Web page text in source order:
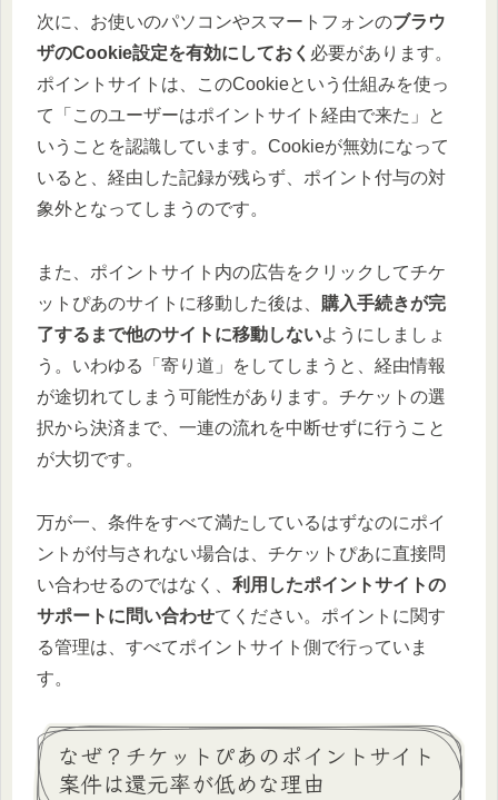
次に、お使いのパソコンやスマートフォンのブラウ
ザのCookie設定を有効にしておく 必要があります。
ポイントサイトは、このCookieという仕組みを使っ
て「このユーザーはポイントサイト経由で来た」と
いうことを認識しています。Cookieが無効になって
いると、経由した記録が残らず、ポイント付与の対
象外となってしまうのです。
また、ポイントサイト内の広告をクリックしてチケ
ットぴあのサイトに移動した後は、 購入手続きが完
了するまで他のサイトに移動しないようにしましょ
う。いわゆる「寄り道」をしてしまうと、経由情報
が途切れてしまう可能性があります。チケットの選
択から決済まで、一連の流れを中断せずに行うこと
が大切です。
万が一、条件をすべて満たしているはずなのにポイ
ントが付与されない場合は、チケットぴあに直接問
い合わせるのではなく、 利用したポイントサイトの
サポートに問い合わせてください。ポイントに関す
る管理は、すべてポイントサイト側で行っていま
す。
なぜ？チケットぴあのポイントサイト
案件は還元率が低めな理由